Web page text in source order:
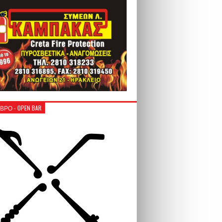
- OPEN BAR